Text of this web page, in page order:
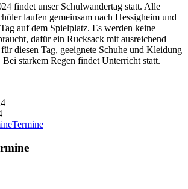
findet unser Schulwandertag statt. Alle
laufen gemeinsam nach Hessigheim und
auf dem Spielplatz. Es werden keine
dafür ein Rucksack mit ausreichend
diesen Tag, geeignete Schuhe und Kleidung
starkem Regen findet Unterricht statt.
Termine